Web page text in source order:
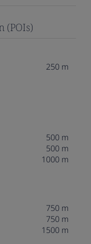
(POIs)
250 m
500 m
500 m
1000 m
750 m
750 m
1500 m